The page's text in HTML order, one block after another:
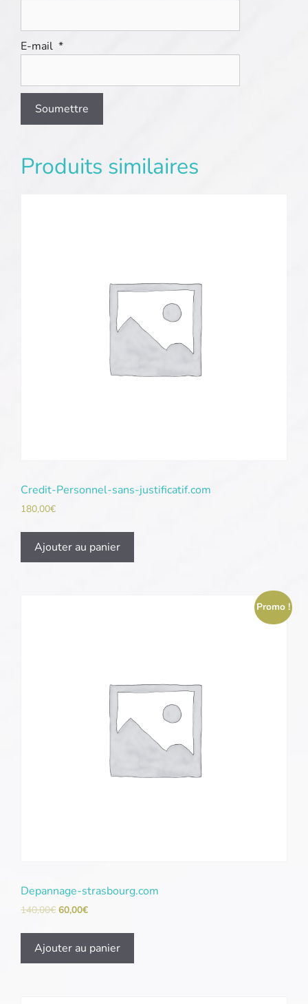
E-mail *
Produits similaires
Credit-Personnel-sans-justificatif.com
180,00€
Ajouter au panier
Promo !
Depannage-strasbourg.com
140,00€ 60,00€
Ajouter au panier